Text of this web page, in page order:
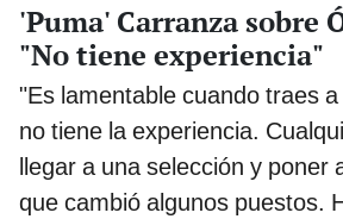
'Puma' Carranza sobre
"No tiene experiencia"
"Es lamentable cuando traes
no tiene la experiencia.
llegar a una selección y poner
que cambió algunos puestos.